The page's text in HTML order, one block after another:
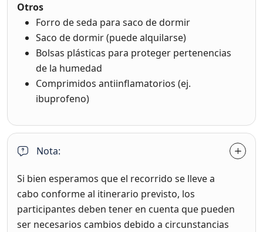
Otros
Forro de seda para saco de dormir
Saco de dormir (puede alquilarse)
Bolsas plásticas para proteger pertenencias
de la humedad
Comprimidos antiinflamatorios (ej.
ibuprofeno)
Nota:
Si bien esperamos que el recorrido se lleve a
cabo conforme al itinerario previsto, los
participantes deben tener en cuenta que pueden
ser necesarios cambios debido a circunstancias